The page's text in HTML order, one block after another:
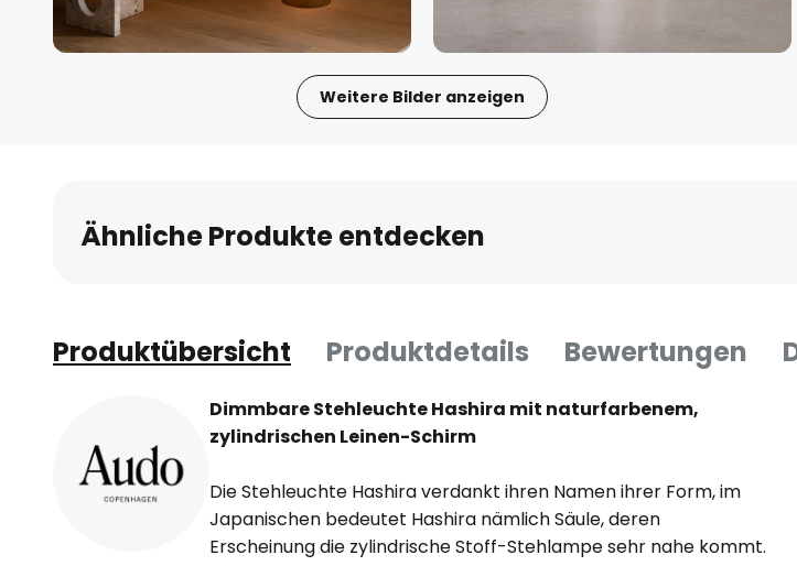
Weitere Bilder anzeigen
Bildgalerie
springen
Ähnliche Produkte entdecken
Produktübersicht Produktdetails Bewertungen
Dimmbare Stehleuchte Hashira mit naturfarbenem,
zylindrischen Leinen-Schirm
Die Stehleuchte Hashira verdankt ihren Namen ihrer Form, im
Japanischen bedeutet Hashira nämlich Säule, deren
Erscheinung die zylindrische Stoff-Stehlampe sehr nahe kommt.